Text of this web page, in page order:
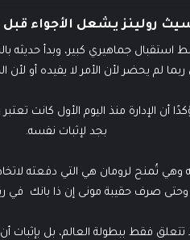
رولينز يشعل الأجواء
استقبال جماهيري كبير، وبدأ حديثه
لم يحضر لأن الأمر لا يفيده أو لأن
أن الإدارة منذ اليوم الأول كانت
بجد لإثبات نفسه.
وحتى صرف حقيبة مونى إن ذا بانك في
تتعلق فقط ببطولة العالم، بل بإثبات